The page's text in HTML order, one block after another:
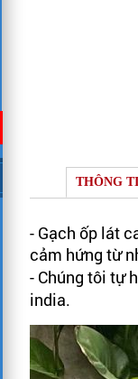
THÔNG
- Gạch ốp lát
cảm hứng từ
- Chúng tôi tự
india.